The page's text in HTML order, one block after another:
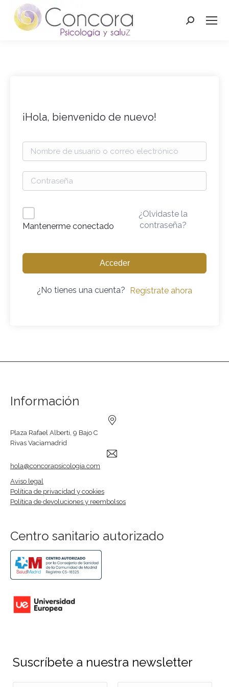
Buscar:
¡Hola, bienvenido de nuevo!
Mantenerme conectado
¿Olvidaste la
contraseña?
Acceder
¿No tienes una cuenta? Regístrate ahora
Información
Plaza Rafael Alberti, 9 Bajo C
Rivas Vaciamadrid
hola@concorapsicologia.com
Aviso legal
Política de privacidad y cookies
Política de devoluciones y reembolsos
Centro sanitario autorizado
Suscríbete a nuestra newsletter